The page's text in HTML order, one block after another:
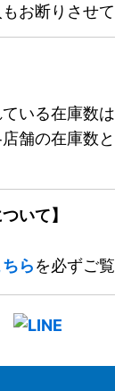
お断りさせて
いる在庫数
舗の在庫数
いて】
ちらを必ずご